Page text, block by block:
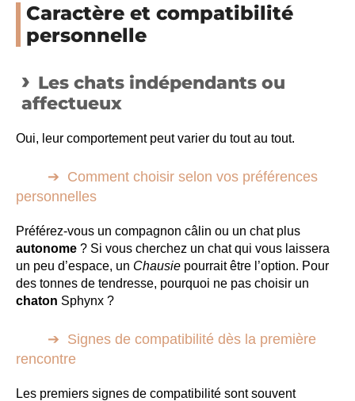
Caractère et compatibilité
personnelle
Les chats indépendants ou
affectueux
Oui, leur comportement peut varier du tout au tout.
Comment choisir selon vos préférences
personnelles
Préférez-vous un compagnon câlin ou un chat plus
autonome ? Si vous cherchez un chat qui vous laissera
un peu d’espace, un Chausie pourrait être l’option. Pour
des tonnes de tendresse, pourquoi ne pas choisir un
chaton Sphynx ?
Signes de compatibilité dès la première
rencontre
Les premiers signes de compatibilité sont souvent